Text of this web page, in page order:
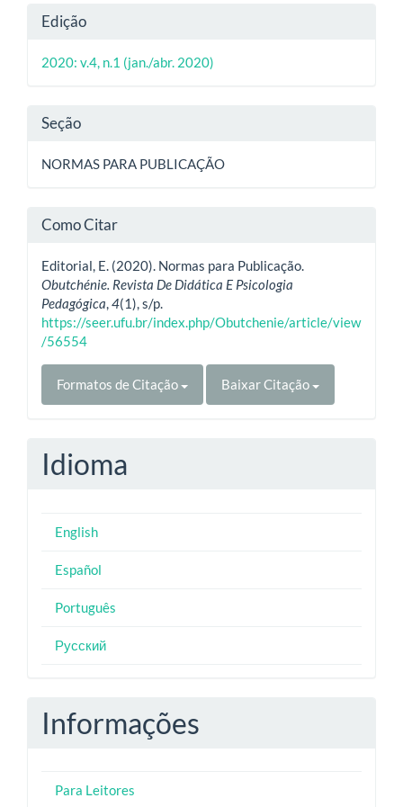
Detalhes
do
Edição
2020: v.4, n.1 (jan./abr. 2020)
Seção
NORMAS PARA PUBLICAÇÃO
Como Citar
Editorial, E. (2020). Normas para Publicação.
Obutchénie. Revista De Didática E Psicologia
Pedagógica,4(1), s/p.
https://seer.ufu.br/index.php/Obutchenie/article/view
/56554
Formatos de Citação Baixar Citação
Idioma
English
Español
Português
Русский
Informações
Para Leitores